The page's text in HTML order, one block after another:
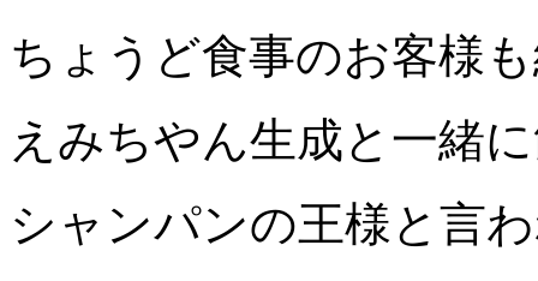
ちょうど食事のお客様
えみちやん生成と一緒
シャンパンの王様と言